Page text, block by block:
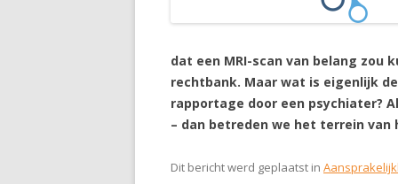
dat een MRI-scan van belang zou
rechtbank. Maar wat is eigenlijk
rapportage door een psychiater? A
– dan betreden we het terrein van
Dit bericht werd geplaatst in